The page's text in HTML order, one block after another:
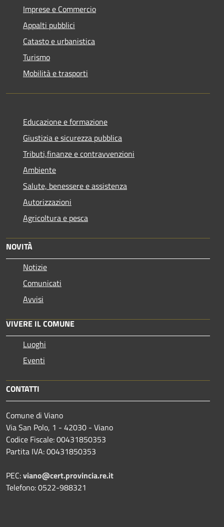
Imprese e Commercio
Appalti pubblici
Catasto e urbanistica
Turismo
Mobilità e trasporti
Educazione e formazione
Giustizia e sicurezza pubblica
Tributi,finanze e contravvenzioni
Ambiente
Salute, benessere e assistenza
Autorizzazioni
Agricoltura e pesca
NOVITÀ
Notizie
Comunicati
Avvisi
VIVERE IL COMUNE
Luoghi
Eventi
CONTATTI
Comune di Viano
Via San Polo, 1 - 42030 - Viano
Codice Fiscale: 00431850353
Partita IVA: 00431850353
PEC:viano@cert.provincia.re.it
Telefono: 0522-988321